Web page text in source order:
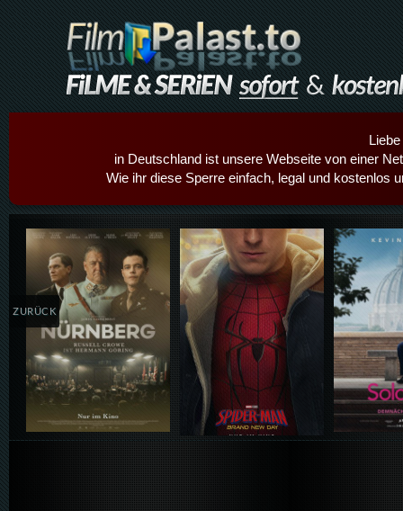
in Deutschland ist unsere Webseite von einer
Wie ihr diese Sperre einfach, legal und kostenlos
Details,Play Details,Play
ZURÜCK